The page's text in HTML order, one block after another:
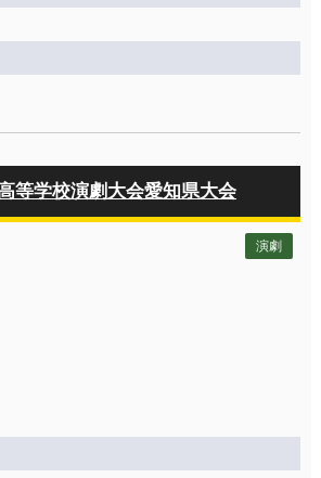
等学校演劇大会愛知県大会
演劇